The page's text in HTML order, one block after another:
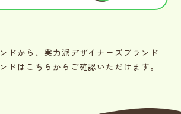
ドから、実力派デザイナーズブランド
ドはこちらからご確認いただけます。